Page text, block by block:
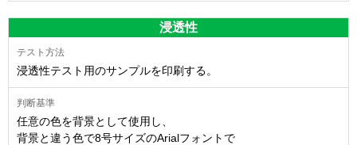
浸透性
浸透性テスト用のサンプルを印刷する。
任意の色を背景として使用し、
背景と違う色で8号サイズのArialフォントで